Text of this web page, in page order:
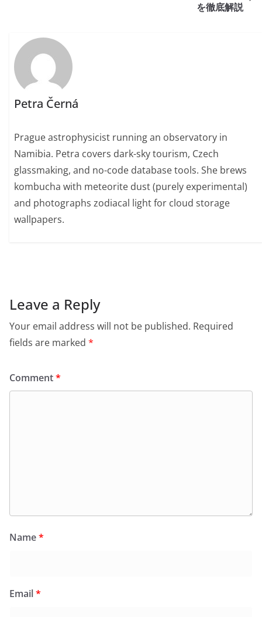
を徹底解説
Petra Černá
Prague astrophysicist running an observatory in
Namibia. Petra covers dark-sky tourism, Czech
glassmaking, and no-code database tools. She brews
kombucha with meteorite dust (purely experimental)
and photographs zodiacal light for cloud storage
wallpapers.
Leave a Reply
Your email address will not be published. Required
fields are marked *
Comment*
Name*
Email*